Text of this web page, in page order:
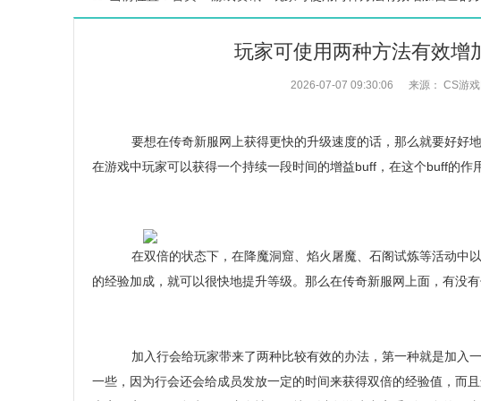
玩家可使用两种方法有效增
2026-07-07 09:30:06 来源： CS游戏
要想在传奇新服网上获得更快的升级速度的话，那么就要好好
在游戏中玩家可以获得一个持续一段时间的增益buff，在这个buff的作
在双倍的状态下，在降魔洞窟、焰火屠魔、石阁试炼等活动中
的经验加成，就可以很快地提升等级。那么在传奇新服网上面，有没
加入行会给玩家带来了两种比较有效的办法，第一种就是加入
一些，因为行会还会给成员发放一定的时间来获得双倍的经验值，而